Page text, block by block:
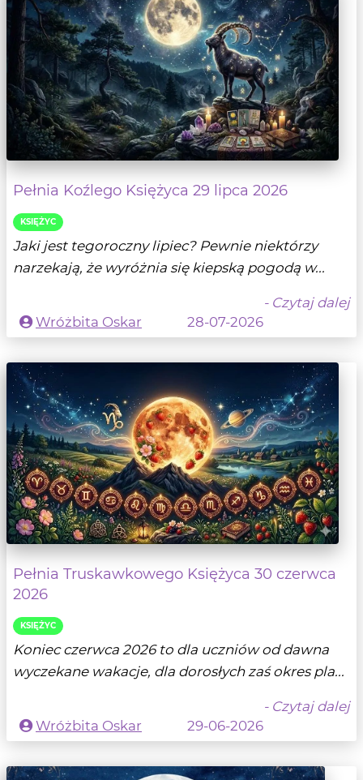
Pełnia Koźlego Księżyca 29 lipca 2026
KSIĘŻYC
Jaki jest tegoroczny lipiec? Pewnie niektórzy
narzekają, że wyróżnia się kiepską pogodą w...
- Czytaj dalej
Wróżbita Oskar
28-07-2026
Pełnia Truskawkowego Księżyca 30 czerwca
2026
KSIĘŻYC
Koniec czerwca 2026 to dla uczniów od dawna
wyczekane wakacje, dla dorosłych zaś okres pla...
- Czytaj dalej
Wróżbita Oskar
29-06-2026